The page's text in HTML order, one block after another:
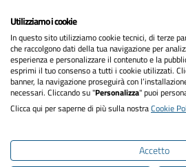
Informativa privacy
Dichiarazione di accessibilità
Note legali
Utilizziamo i cookie
In questo sito utilizziamo cookie tecnici, di terze
che raccolgono dati della tua navigazione per
esperienza e personalizzare il contenuto e la
esprimi il tuo consenso a tutti i cookie utilizzati.
banner, la navigazione proseguirà con
necessari. Cliccando su "Personalizza" puoi
Clicca qui per saperne di più sulla nostraCookie
Accetto